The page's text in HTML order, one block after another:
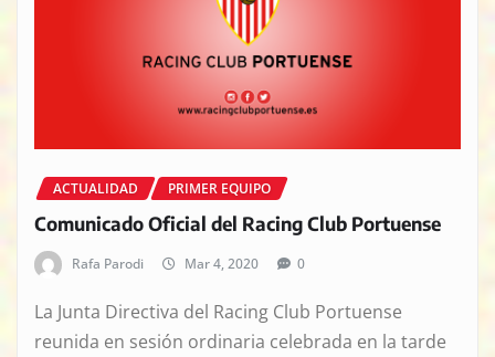
ACTUALIDAD PRIMER EQUIPO
Comunicado Oficial del Racing Club Portuense
Rafa Parodi Mar 4, 2020 0
La Junta Directiva del Racing Club Portuense
reunida en sesión ordinaria celebrada en la tarde